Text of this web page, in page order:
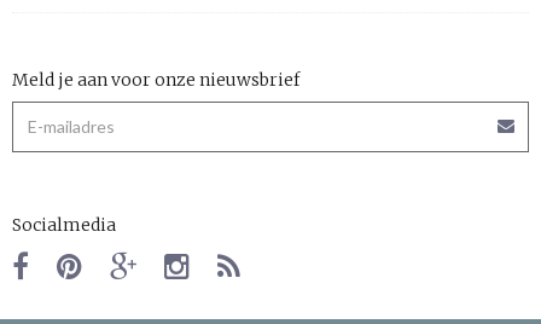
Meld je aan voor onze nieuwsbrief
Socialmedia